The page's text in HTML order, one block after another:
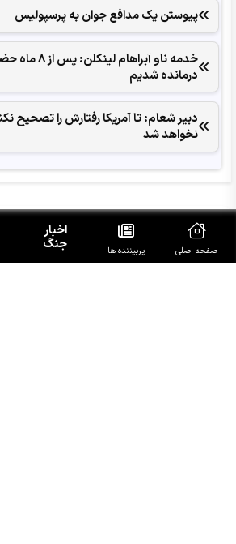
پیوستن یک مدافع جوان به پرسپولیس
خدمه ناو
درمانده‌ شدیم
دبیر شعام: تا آمریکا رفتارش را تصحیح
نخواهد شد
آخرین خبرهای روز
تجاوز جدید صهیونیست‌ها به قنیطره
صفحه اصلی پربیننده ها
اخبار
جنگ